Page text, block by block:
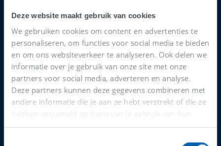
Deze website maakt gebruik van cookies
We gebruiken cookies om content en advertenties te
personaliseren, om functies voor social media te bieden
en om ons websiteverkeer te analyseren. Ook delen we
informatie over je gebruik van onze site met onze
partners voor social media, adverteren en analyse.
Deze partners kunnen deze gegevens combineren met
andere informatie die je aan ze hebt verstrekt of die ze
hebben verzameld op basis van je gebruik van hun
services.
Slim samenwerken:
Alles in één systeem, van
offertes tot facturen.
Realtime inzicht:Actuele cijfers helpen je
sneller beslissen.
Automatisch geregeld:
Minder handwerk,
meer overzicht.
Lokale kennis:
De accountant in Dordrecht
kent de regels en kansen in jouw regio.